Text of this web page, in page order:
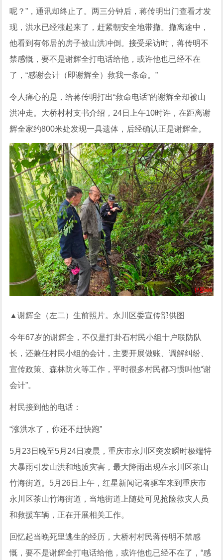
呢？”，通讯却终止了。两三分钟后，蒋传明出门查看才发
现，洪水已经涨起来了，赶紧朝安全地带撤。撤离途中，
他看到有邻居的房子被山洪冲倒。接受采访时，蒋传明不
禁感慨，要不是谢辉全打电话给他，或许他也已经不在
了，“感谢会计（即谢辉全）救我一条命。”
令人痛心的是，给蒋传明打出“救命电话”的谢辉全却被山
洪冲走。大桥村村支书介绍，24日上午10时许，在距离谢
辉全家约800米处发现一具遗体，后经确认正是谢辉全。
▲谢辉全（左二）生前照片。永川区委宣传部供图
今年67岁的谢辉全，不仅是打卦石村民小组十户联防队
长，还兼任村民小组的会计，主要开展做账、调解纠纷、
宣传政策、森林防火等工作，平时很多村民都习惯叫他“谢
会计”。
村民接到他的电话：
“涨洪水了，你还不赶快跑”
5月23日晚至5月24日凌晨，重庆市永川区突发瞬时极端特
大暴雨引发山洪和地质灾害，最大降雨出现在永川区茶山
竹海街道。5月26日上午，红星新闻记者驱车来到重庆市
永川区茶山竹海街道，当地街道上随处可见抢险救灾人员
和救援车辆，正在开展相关工作。
回忆起当晚死里逃生的经历，大桥村村民蒋传明不禁感
慨，要不是谢辉全打电话给他，或许他也已经不在了，“感